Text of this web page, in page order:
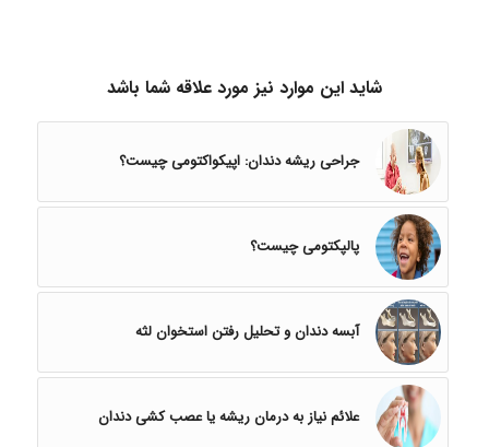
شاید این موارد نیز مورد علاقه شما باشد
جراحی ریشه دندان: اپیکواکتومی چیست؟
پالپکتومی چیست؟
آبسه‌ دندان و تحلیل رفتن استخوان لثه
علائم نیاز به درمان ریشه یا عصب کشی دندان